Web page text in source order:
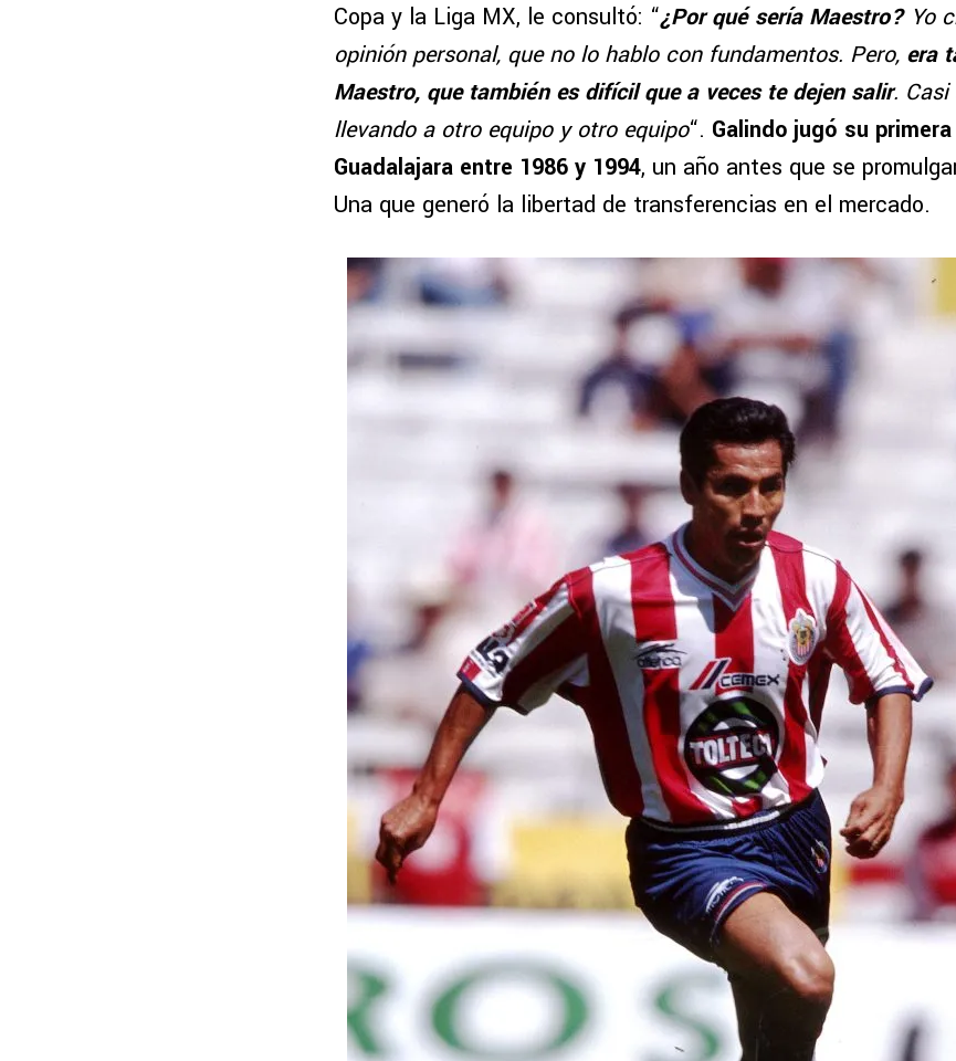
Copa y la Liga MX, le consultó: “¿Por qué sería Maestro?Yo
opinión personal, que no lo hablo con fundamentos. Pero, era
Maestro, que también es difícil que a veces te dejen salir.
llevando a otro equipo y otro equipo“. Galindo jugó su
Guadalajara entre 1986 y 1994, un año antes que se
Una que generó la libertad de transferencias en el mercado.